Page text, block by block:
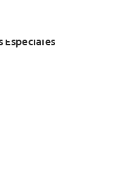
Especiales